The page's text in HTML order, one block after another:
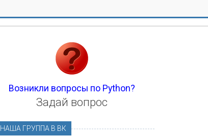
Возникли вопросы по Python?
Задай вопрос
НАША ГРУППА В ВК